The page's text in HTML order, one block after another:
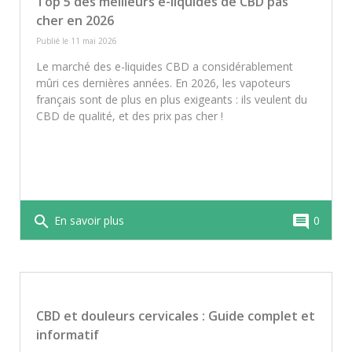
sèche ou baisse de tension. Pour minimiser
tout risque, privilégiez des produits testés en
française.
cher en 2026
Publié le 11 mai 2026
Le marché des e-liquides CBD a considérablement
mûri ces dernières années. En 2026, les vapoteurs
français sont de plus en plus exigeants : ils veulent du
CBD de qualité, et des prix pas cher !
search En savoir plus comment 0
CBD et douleurs cervicales : Guide complet et
informatif